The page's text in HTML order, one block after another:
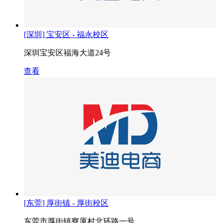
[深圳] 宝安区 - 福永校区
深圳宝安区福海大道24号
查看
[东莞] 厚街镇 - 厚街校区